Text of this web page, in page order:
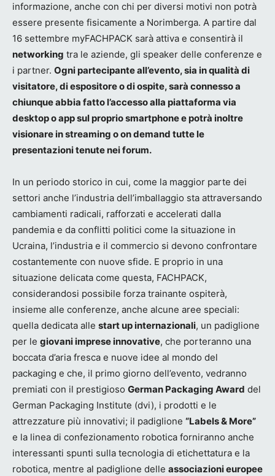
informazione, anche con chi per diversi motivi non potrà
essere presente fisicamente a Norimberga. A partire dal
16 settembre myFACHPACK sarà attiva e consentirà il
networking tra le aziende, gli speaker delle conferenze e
i partner. Ogni partecipante all’evento, sia in qualità di
visitatore, di espositore o di ospite, sarà connesso a
chiunque abbia fatto l’accesso alla piattaforma via
desktop o app sul proprio smartphone e potrà inoltre
visionare in streaming o on demand tutte le
presentazioni tenute nei forum.
In un periodo storico in cui, come la maggior parte dei
settori anche l’industria dell’imballaggio sta attraversando
cambiamenti radicali, rafforzati e accelerati dalla
pandemia e da conflitti politici come la situazione in
Ucraina, l’industria e il commercio si devono confrontare
costantemente con nuove sfide. E proprio in una
situazione delicata come questa, FACHPACK,
considerandosi possibile forza trainante ospiterà,
insieme alle conferenze, anche alcune aree speciali:
quella dedicata alle start up internazionali, un padiglione
per le giovani imprese innovative, che porteranno una
boccata d’aria fresca e nuove idee al mondo del
packaging e che, il primo giorno dell’evento, vedranno
premiati con il prestigioso German Packaging Award del
German Packaging Institute (dvi), i prodotti e le
attrezzature più innovativi; il padiglione “Labels & More”
e la linea di confezionamento robotica forniranno anche
interessanti spunti sulla tecnologia di etichettatura e la
robotica, mentre al padiglione delle associazioni europee